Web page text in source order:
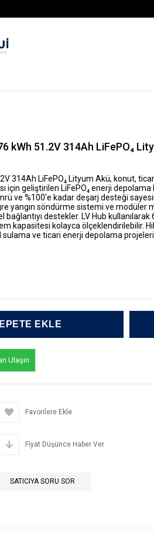
kWh 51.2V 314Ah LiFePO₄
314Ah LiFePO₄ Lityum Akü, konut,
geliştirilen LiFePO₄ enerji depolama
ve %100'e kadar deşarj desteği
yangın söndürme sistemi ve modüler
destekler. LV Hub
kapasitesi kolayca
ve ticari enerji depolama
Ulaşın
Favorilere Ekle
Fiyat Düşünce Haber Ver
SATICIYA SORU SOR